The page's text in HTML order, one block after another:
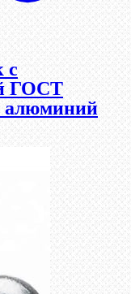
с
ГОСТ
алюминий